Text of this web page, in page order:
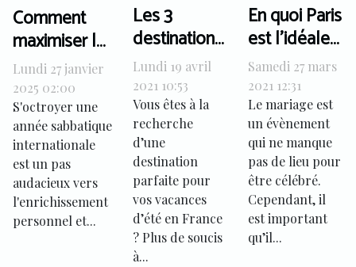
Comment
maximiser les
bénéfices
d'une année
sabbatique
internationale
Lundi 27 janvier
2025 02:00
S'octroyer une
année sabbatique
internationale
est un pas
audacieux vers
l'enrichissement
personnel et...
Les 3
destinations
les plus
prisées en
France pour
des
vacances
d’été
Lundi 19 avril
2021 10:53
Vous êtes à la
recherche
d’une
destination
parfaite pour
vos vacances
d’été en France
? Plus de soucis
à...
En quoi Paris
est l’idéale
ville où il
faut se
marier ?
Samedi 27 mars
2021 12:31
Le mariage est
un évènement
qui ne manque
pas de lieu pour
être célébré.
Cependant, il
est important
qu’il...